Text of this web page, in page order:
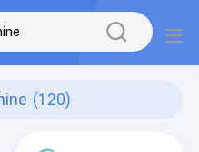
(120)